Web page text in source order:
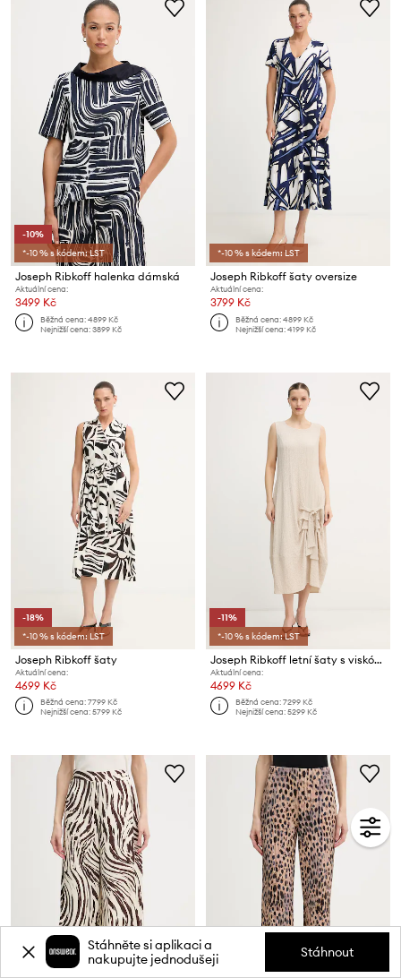
-10%
*-10 % s kódem: LST
Joseph Ribkoff halenka dámská
Aktuální cena:
3499 Kč
Běžná cena:4899 Kč
Nejnižší cena:3899 Kč
*-10 % s kódem: LST
Joseph Ribkoff šaty oversize
Aktuální cena:
3799 Kč
Běžná cena:4899 Kč
Nejnižší cena:4199 Kč
-18%
*-10 % s kódem: LST
Joseph Ribkoff šaty
Aktuální cena:
4699 Kč
Běžná cena:7799 Kč
Nejnižší cena:5799 Kč
-11%
*-10 % s kódem: LST
Joseph Ribkoff letní šaty s viskózou
Aktuální cena:
4699 Kč
Běžná cena:7299 Kč
Nejnižší cena:5299 Kč
Stáhněte si aplikaci a
nakupujte jednodušeji
Stáhnout